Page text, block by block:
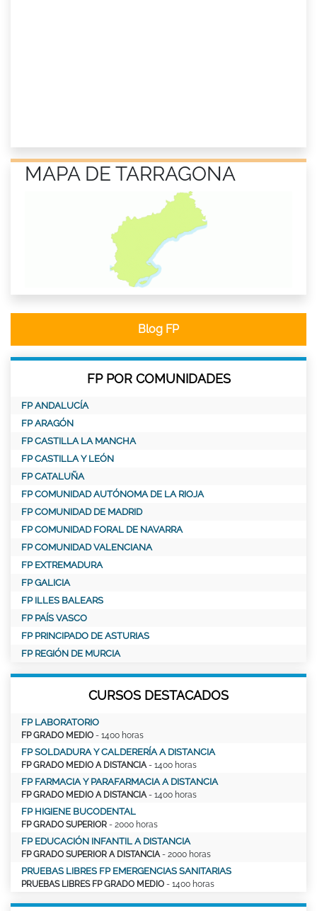
MAPA DE TARRAGONA
Blog FP
FP POR COMUNIDADES
FP ANDALUCÍA
FP ARAGÓN
FP CASTILLA LA MANCHA
FP CASTILLA Y LEÓN
FP CATALUÑA
FP COMUNIDAD AUTÓNOMA DE LA RIOJA
FP COMUNIDAD DE MADRID
FP COMUNIDAD FORAL DE NAVARRA
FP COMUNIDAD VALENCIANA
FP EXTREMADURA
FP GALICIA
FP ILLES BALEARS
FP PAÍS VASCO
FP PRINCIPADO DE ASTURIAS
FP REGIÓN DE MURCIA
CURSOS DESTACADOS
FP LABORATORIO
FP GRADO MEDIO - 1400 horas
FP SOLDADURA Y CALDERERÍA A DISTANCIA
FP GRADO MEDIO A DISTANCIA - 1400 horas
FP FARMACIA Y PARAFARMACIA A DISTANCIA
FP GRADO MEDIO A DISTANCIA - 1400 horas
FP HIGIENE BUCODENTAL
FP GRADO SUPERIOR - 2000 horas
FP EDUCACIÓN INFANTIL A DISTANCIA
FP GRADO SUPERIOR A DISTANCIA - 2000 horas
PRUEBAS LIBRES FP EMERGENCIAS SANITARIAS
PRUEBAS LIBRES FP GRADO MEDIO - 1400 horas